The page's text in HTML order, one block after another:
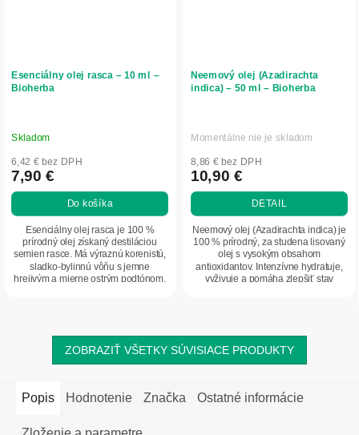
Esenciálny olej rasca – 10 ml –
Bioherba
Skladom
6,42 € bez DPH
7,90 €
Do košíka
Esenciálny olej rasca je 100 %
prírodný olej získaný destiláciou
semien rasce. Má výraznú korenistú,
sladko-bylinnú vôňu s jemne
hrejivým a mierne ostrým podtónom.
Neemový olej (Azadirachta
indica) – 50 ml – Bioherba
Momentálne nie je skladom
8,86 € bez DPH
10,90 €
DETAIL
Neemový olej (Azadirachta indica) je
100 % prírodný, za studena lisovaný
olej s vysokým obsahom
antioxidantov. Intenzívne hydratuje,
vyživuje a pomáha zlepšiť stav
ZOBRAZIŤ VŠETKY SÚVISIACE PRODUKTY
Popis Hodnotenie Značka Ostatné informácie